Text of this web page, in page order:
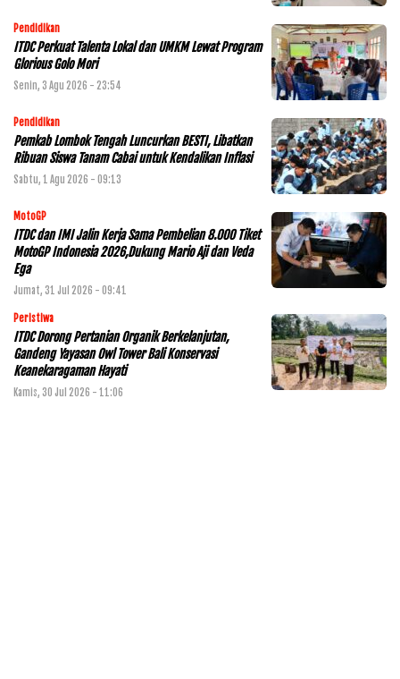
Pendidikan
ITDC Perkuat Talenta Lokal dan UMKM Lewat Program
Glorious Golo Mori
Senin, 3 Agu 2026 - 23:54
Pendidikan
Pemkab Lombok Tengah Luncurkan BESTI, Libatkan
Ribuan Siswa Tanam Cabai untuk Kendalikan Inflasi
Sabtu, 1 Agu 2026 - 09:13
MotoGP
ITDC dan IMI Jalin Kerja Sama Pembelian 8.000 Tiket
MotoGP Indonesia 2026,Dukung Mario Aji dan Veda
Ega
Jumat, 31 Jul 2026 - 09:41
Peristiwa
ITDC Dorong Pertanian Organik Berkelanjutan,
Gandeng Yayasan Owl Tower Bali Konservasi
Keanekaragaman Hayati
Kamis, 30 Jul 2026 - 11:06